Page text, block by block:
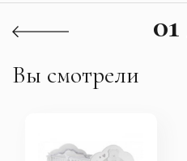
01
Вы смотрели